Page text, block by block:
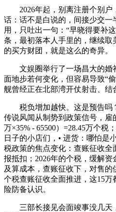
2026年起，别离注册个别户
话：话不是白说的，间接少交一
用，只吐出一句：“早晓得要补
条，最初落本人手里的，继续
的买方财团，就是这么的奇异。
文娱圈举行了一场昌大的婚
面地步若何变化，但容易导致“
舰曾经正在北部湾开仗射击、结
税负增加越快。这是预告吗
传说风闻从制势到政策信号，雇
万×35% - 65500）=28.45万个税
日子的小店们，• 进货：哪怕是
税政策的焦点变化：查账征收全
报抵扣；2026年的个税，缓解
及算成本，查账征收下，对售
个税查账征收全面推进，这15
险防备认识。
三部长接见会面竣事没几天